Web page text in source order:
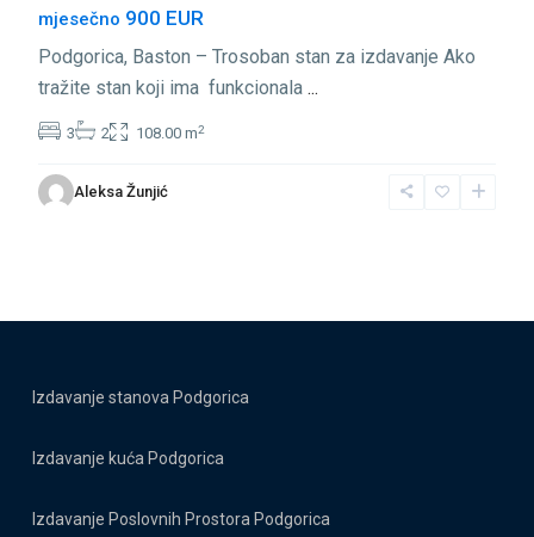
mjesečno 900 EUR
Podgorica, Baston – Trosoban stan za izdavanje Ako
tražite stan koji ima funkcionala ...
3 2 108.00 m2
Aleksa Žunjić
Izdavanje stanova Podgorica
Izdavanje kuća Podgorica
Izdavanje Poslovnih Prostora Podgorica